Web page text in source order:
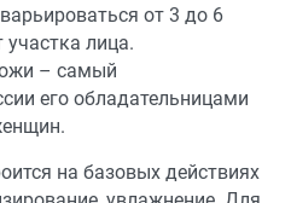
от 3 до 6
лица.
– самый
его обладательницами
на базовых действиях